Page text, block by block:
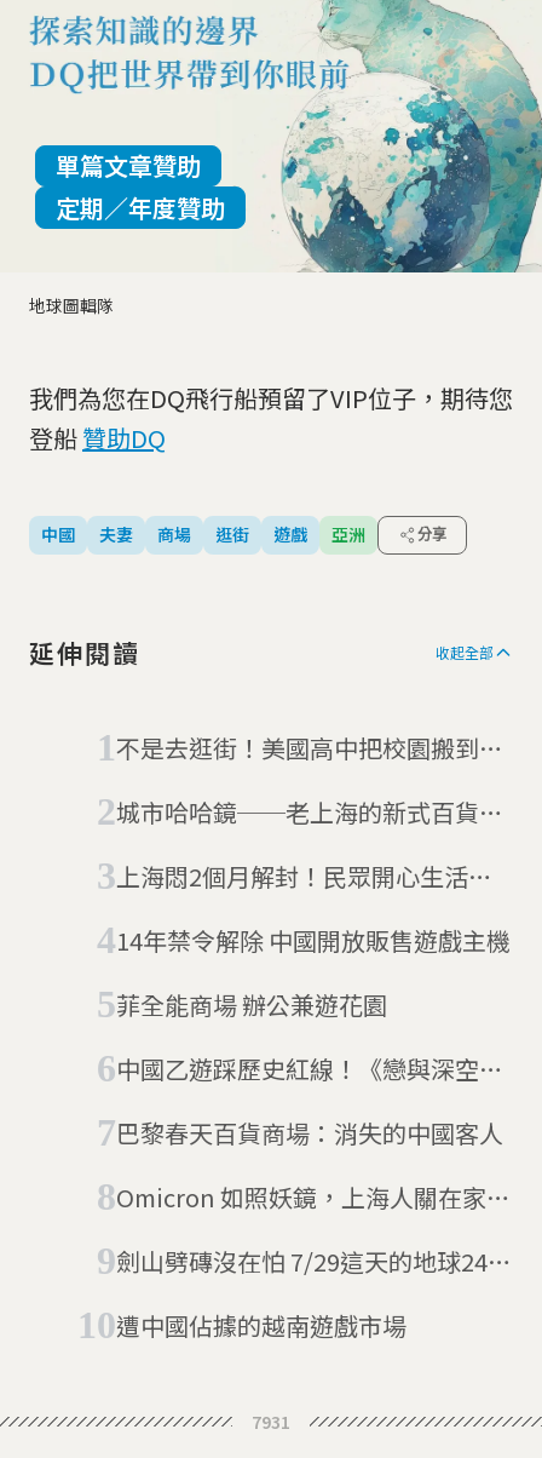
地球圖輯隊
單篇文章贊助
定期／年度贊助
我們為您在DQ飛行船預留了VIP位子，期待您
登船贊助DQ
中國 夫妻 商場 逛街 遊戲 亞洲 分享
延伸閱讀 收起全部
不是去逛街！美國高中把校園搬到梅
城市哈哈鏡──老上海的新式百貨文
上海悶2個月解封！民眾開心生活重
14年禁令解除 中國開放販售遊戲主機
菲全能商場 辦公兼遊花園
中國乙遊踩歷史紅線！《戀與深空》
左右遊戲？
巴黎春天百貨商場：消失的中國客人
Omicron 如照妖鏡，上海人關在家研
劍山劈磚沒在怕 7/29這天的地球24小
遭中國佔據的越南遊戲市場
7931